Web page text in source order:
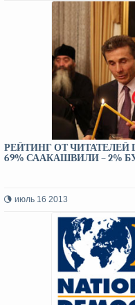
РЕЙТИНГ ОТ
69% СААКАШВИЛИ – 2%
июль 16 2013